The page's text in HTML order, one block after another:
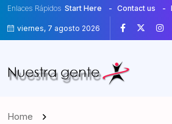
Enlaces Rápidos Start Here Contact us
viernes, 7 agosto 2026
Home